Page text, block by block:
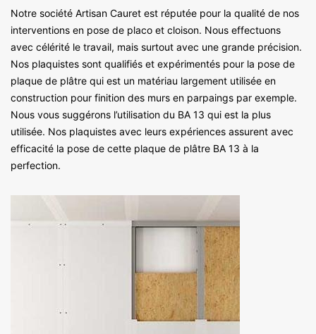
Notre société Artisan Cauret est réputée pour la qualité de nos
interventions en pose de placo et cloison. Nous effectuons
avec célérité le travail, mais surtout avec une grande précision.
Nos plaquistes sont qualifiés et expérimentés pour la pose de
plaque de plâtre qui est un matériau largement utilisée en
construction pour finition des murs en parpaings par exemple.
Nous vous suggérons l’utilisation du BA 13 qui est la plus
utilisée. Nos plaquistes avec leurs expériences assurent avec
efficacité la pose de cette plaque de plâtre BA 13 à la
perfection.